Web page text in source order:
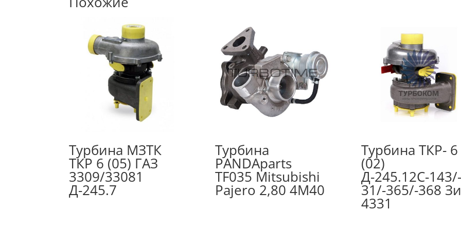
Турбина МЗТК
ТКР 6 (05) ГАЗ
3309/33081
Д-245.7
Турбина
PANDAparts
TF035 Mitsubishi
Pajero 2,80 4M40
Турбина ТКР- 6
(02)
Д-245.12С-
31/-365/-368
4331